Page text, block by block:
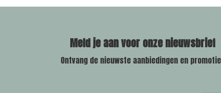
Meld je aan voor onze nieuwsbrief
Ontvang de nieuwste aanbiedingen en